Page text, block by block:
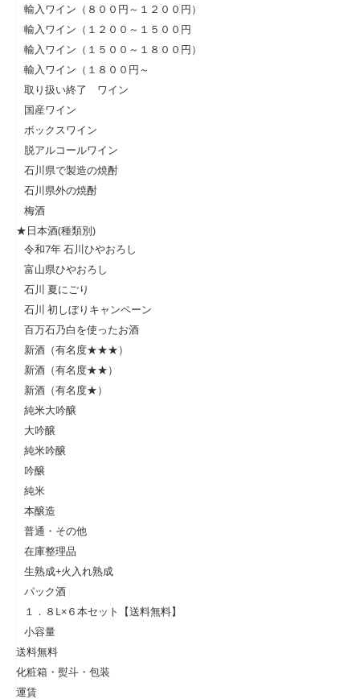
輸入ワイン（８００円～１２００円）
輸入ワイン（１２００～１５００円
輸入ワイン（１５００～１８００円）
輸入ワイン（１８００円～
取り扱い終了 ワイン
国産ワイン
ボックスワイン
脱アルコールワイン
石川県で製造の焼酎
石川県外の焼酎
梅酒
★日本酒(種類別)
令和7年 石川ひやおろし
富山県ひやおろし
石川 夏にごり
石川 初しぼりキャンペーン
百万石乃白を使ったお酒
新酒（有名度★★★）
新酒（有名度★★）
新酒（有名度★）
純米大吟醸
大吟醸
純米吟醸
吟醸
純米
本醸造
普通・その他
在庫整理品
生熟成+火入れ熟成
パック酒
１．８L×６本セット【送料無料】
小容量
送料無料
化粧箱・熨斗・包装
運賃